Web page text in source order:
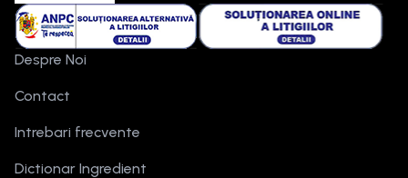
Despre Noi
Contact
Intrebari frecvente
Dictionar Ingredient